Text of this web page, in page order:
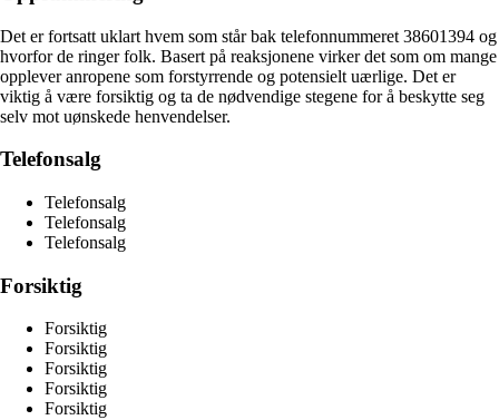
Det er fortsatt uklart hvem som står bak telefonnummeret 38601394 og
hvorfor de ringer folk. Basert på reaksjonene virker det som om mange
opplever anropene som forstyrrende og potensielt uærlige. Det er
viktig å være forsiktig og ta de nødvendige stegene for å beskytte seg
selv mot uønskede henvendelser.
Telefonsalg
Telefonsalg
Telefonsalg
Telefonsalg
Forsiktig
Forsiktig
Forsiktig
Forsiktig
Forsiktig
Forsiktig